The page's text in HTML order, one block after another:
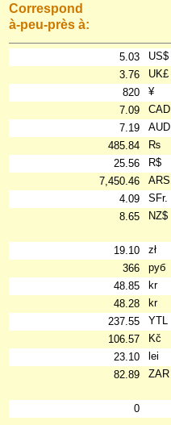
Correspond
à-peu-près à:
5.03 US$
3.76
UK£
820
¥
7.09
CAD
7.19
AUD
485.84
₨
25.56
R$
7,450.46
ARS
4.09
SFr.
8.65
NZ$
19.10
zł
366
руб
48.85
kr
48.28
kr
237.55
YTL
106.57
Kč
23.10
lei
82.89
ZAR
0